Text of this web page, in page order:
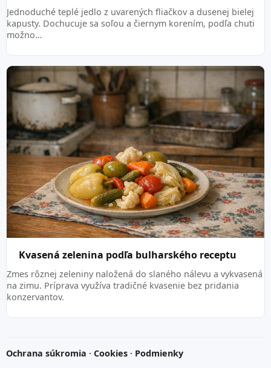
Jednoduché teplé jedlo z uvarených fliačkov a dusenej bielej
kapusty. Dochucuje sa soľou a čiernym korením, podľa chuti
možno…
Kvasená zelenina podľa bulharského receptu
Zmes rôznej zeleniny naložená do slaného nálevu a vykvasená
na zimu. Príprava využíva tradičné kvasenie bez pridania
konzervantov.
Ochrana súkromia · Cookies · Podmienky